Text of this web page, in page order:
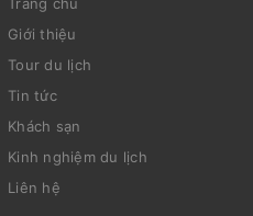
Giới thiệu
Tour du lịch
Tin tức
Khách sạn
Kinh nghiệm du lịch
Liên hệ